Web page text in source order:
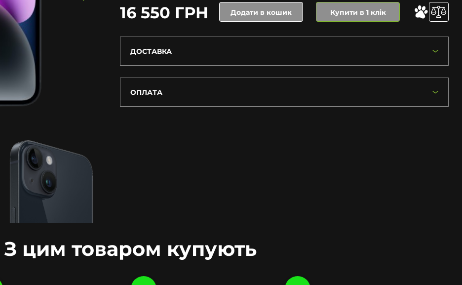
16 550 ГРН Додати в кошик Купити в 1 клік
ДОСТАВКА
ОПЛАТА
З цим товаром купують